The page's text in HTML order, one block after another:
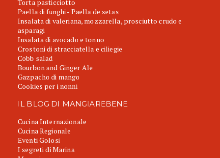
Torta pasticciotto
Paella di funghi - Paella de setas
Insalata di valeriana, mozzarella, prosciutto crudo e
asparagi
Insalata di avocado e tonno
Crostoni di stracciatella e ciliegie
Cobb salad
Bourbon and Ginger Ale
Gazpacho di mango
Cookies per i nonni
IL BLOG DI MANGIAREBENE
Cucina Internazionale
Cucina Regionale
Eventi Golosi
I segreti di Marina